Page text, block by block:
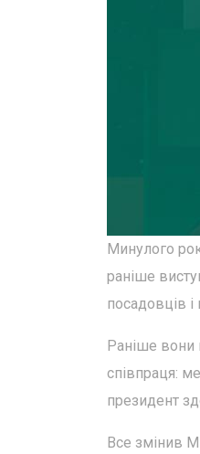
Минулого
раніше
посадовців
Раніше вони
співпраця:
президент
Все змінив